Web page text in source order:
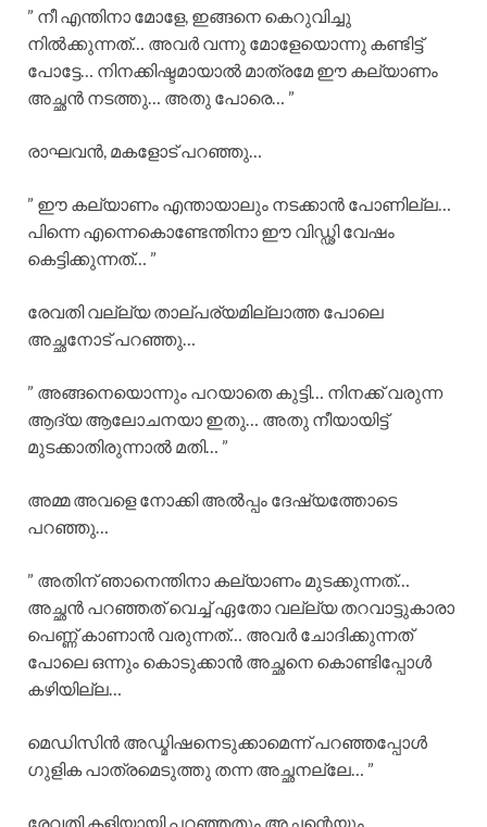
” നീ എന്തിനാ മോളേ, ഇങ്ങനെ കെറുവിച്ചു
നിൽക്കുന്നത്… അവർ വന്നു മോളേയൊന്നു കണ്ടിട്ട്
പോട്ടേ… നിനക്കിഷ്ടമായാൽ മാത്രമേ ഈ കല്യാണം
അച്ഛൻ നടത്തു… അതു പോരെ… ”
രാഘവൻ, മകളോട് പറഞ്ഞു…
” ഈ കല്യാണം എന്തായാലും നടക്കാൻ പോണില്ല…
പിന്നെ എന്നെകൊണ്ടേന്തിനാ ഈ വിഡ്ഢി വേഷം
കെട്ടിക്കുന്നത്… ”
രേവതി വല്ല്യ താല്പര്യമില്ലാത്ത പോലെ
അച്ഛനോട്‌ പറഞ്ഞു…
” അങ്ങനെയൊന്നും പറയാതെ കുട്ടി… നിനക്ക് വരുന്ന
ആദ്യ ആലോചനയാ ഇതു… അതു നീയായിട്ട്
മുടക്കാതിരുന്നാൽ മതി… ”
അമ്മ അവളെ നോക്കി അൽപ്പം ദേഷ്യത്തോടെ
പറഞ്ഞു…
” അതിന് ഞാനെന്തിനാ കല്യാണം മുടക്കുന്നത്…
അച്ഛൻ പറഞ്ഞത് വെച്ച് ഏതോ വല്ല്യ തറവാട്ടുകാരാ
പെണ്ണ് കാണാൻ വരുന്നത്… അവർ ചോദിക്കുന്നത്
പോലെ ഒന്നും കൊടുക്കാൻ അച്ഛനെ കൊണ്ടിപ്പോൾ
കഴിയില്ല…
മെഡിസിൻ അഡ്മിഷനെടുക്കാമെന്ന് പറഞ്ഞപ്പോൾ
ഗുളിക പാത്രമെടുത്തു തന്ന അച്ഛനല്ലേ… ”
രേവതി കളിയായി പറഞ്ഞതും അച്ഛന്റെയും